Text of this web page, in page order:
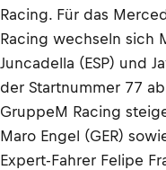
Racing. Für das
Racing wechseln sich
Juncadella (ESP) und
der Startnummer 77
GruppeM Racing
Maro Engel (GER)
Expert-Fahrer Felipe